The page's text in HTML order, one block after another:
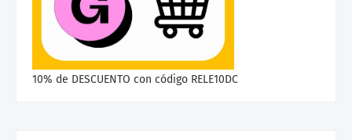
10% de DESCUENTO con código RELE10DC